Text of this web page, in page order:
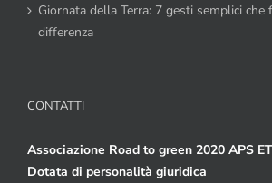
Giornata della Terra: 7 gesti semplici che
differenza
CONTATTI
Associazione Road to green 2020 APS
Dotata di personalità giuridica